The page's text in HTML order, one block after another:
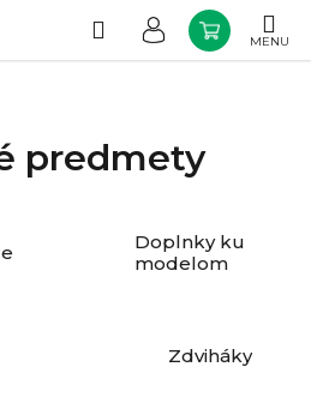
Hľadať
KOŠÍK
predmety
Doplnky ku
modelom
Zdviháky